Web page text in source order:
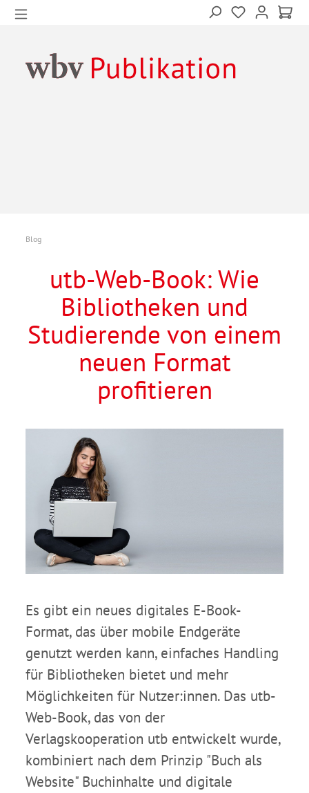
Blog
utb-Web-Book: Wie
Bibliotheken und
Studierende von einem
neuen Format
profitieren
Es gibt ein neues digitales E-Book-
Format, das über mobile Endgeräte
genutzt werden kann, einfaches Handling
für Bibliotheken bietet und mehr
Möglichkeiten für Nutzer:innen. Das utb-
Web-Book, das von der
Verlagskooperation utb entwickelt wurde,
kombiniert nach dem Prinzip "Buch als
Website" Buchinhalte und digitale